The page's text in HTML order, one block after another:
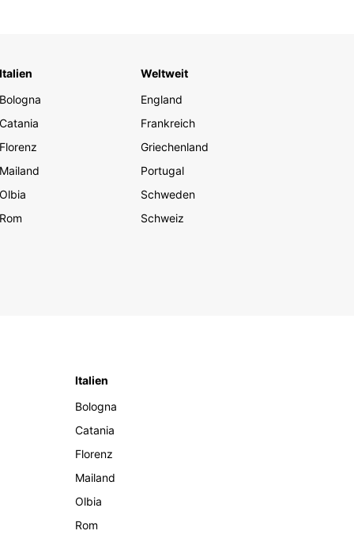
Italien
Bologna
Catania
Florenz
Mailand
Olbia
Rom
Weltweit
England
Frankreich
Griechenland
Portugal
Schweden
Schweiz
Italien
Bologna
Catania
Florenz
Mailand
Olbia
Rom